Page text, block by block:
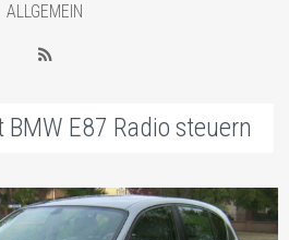
ALLGEMEIN
RSS
E87 Radio steuern